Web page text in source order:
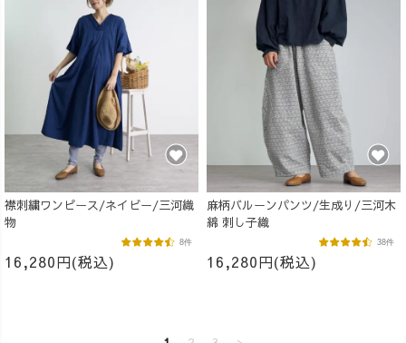
襟刺繍ワンピース/ネイビー/三河織
物
16,280円(税込)
8件
麻柄バルーンパンツ/生成り/三河木
綿 刺し子織
16,280円(税込)
38件